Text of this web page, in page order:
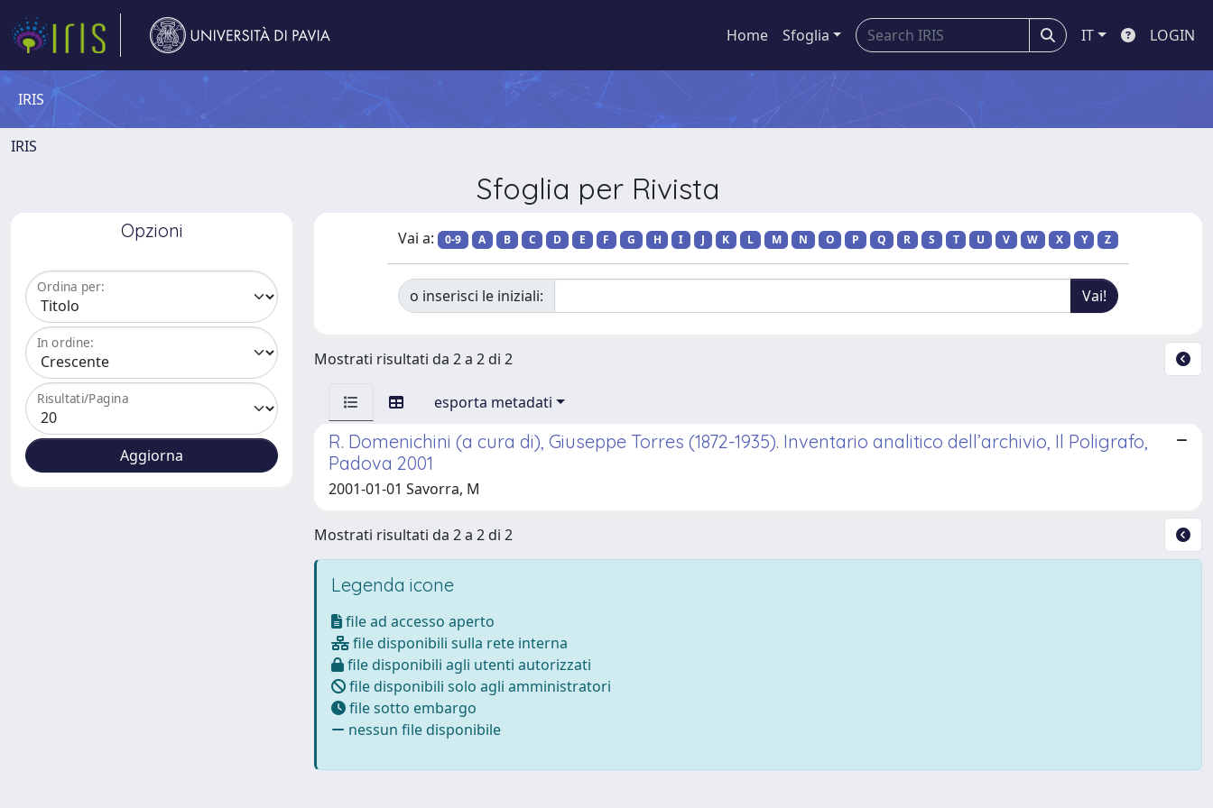
Home Sfoglia IT LOGIN
IRIS
IRIS
Sfoglia per Rivista
Opzioni
Ordina per:
In ordine:
Risultati/Pagina
Vai a: 0-9 A B C D E F G H I J K L M N O P Q R S T U V W X Y Z
o inserisci le iniziali:
Mostrati risultati da 2 a 2 di 2
esporta metadati
R. Domenichini (a cura di), Giuseppe Torres (1872-1935). Inventario analitico dell’archivio, Il Poligrafo,
Padova 2001
2001-01-01 Savorra, M
Mostrati risultati da 2 a 2 di 2
Legenda icone
file ad accesso aperto
file disponibili sulla rete interna
file disponibili agli utenti autorizzati
file disponibili solo agli amministratori
file sotto embargo
nessun file disponibile